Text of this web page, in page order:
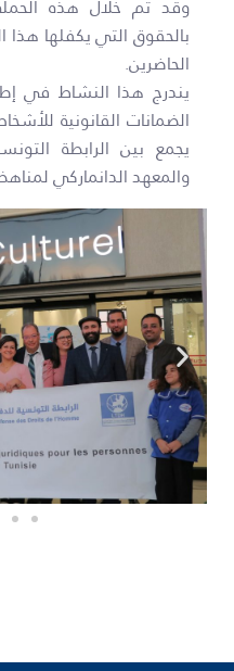
وقد تم خلال هذه
بالحقوق التي يكفلها هذا
الحاضرين.
يندرج هذا النشاط في
الضمانات القانونية
يجمع بين الرابطة
والمعهد الدانماركي